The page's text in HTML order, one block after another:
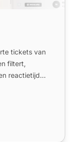
tickets van
filtert,
reactietijden